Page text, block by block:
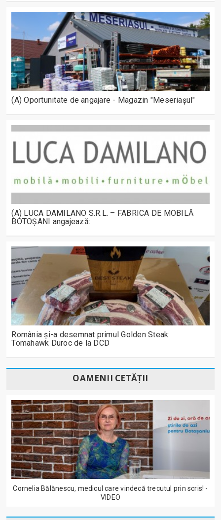
(A) Oportunitate de angajare - Magazin "Meseriașul"
(A) LUCA DAMILANO S.R.L. – FABRICA DE MOBILĂ
BOTOȘANI angajează:
România și-a desemnat primul Golden Steak:
Tomahawk Duroc de la DCD
OAMENII CETĂȚII
Cornelia Bălănescu, medicul care vindecă trecutul prin scris! -
VIDEO